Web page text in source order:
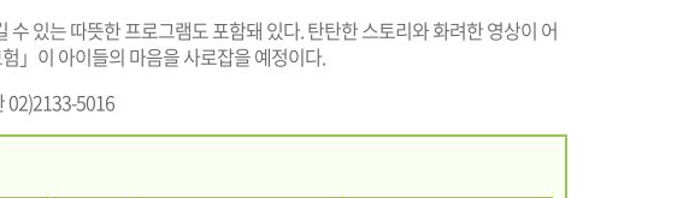
수 있는 따뜻한 프로그램도 포함돼 있다. 탄탄한 스토리와 화려한 영상이 어
」이 아이들의 마음을 사로잡을 예정이다.
02)2133-5016